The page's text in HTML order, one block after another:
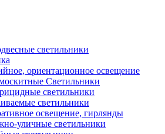
светильники
ориентационное освещение
Светильники
светильники
светильники
освещение, гирлянды
уличные светильники